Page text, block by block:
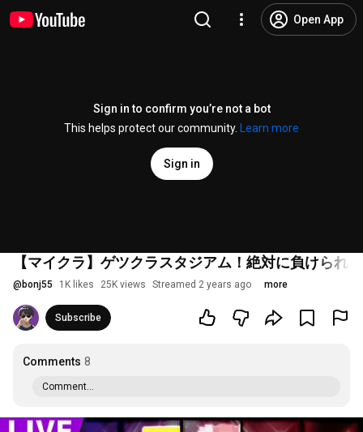
Open App
Sign in to confirm you’re not a bot
This helps protect our community.
Learn more
Sign in
【マイクラ】ゲツクラスタジアム！絶対に負けられ
@ bonj55 1K likes 25K views Streamed 2 years ago more
Subscribe
Comments 8
Comment...